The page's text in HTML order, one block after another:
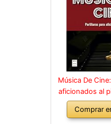
Música De
aficionados al
Comprar